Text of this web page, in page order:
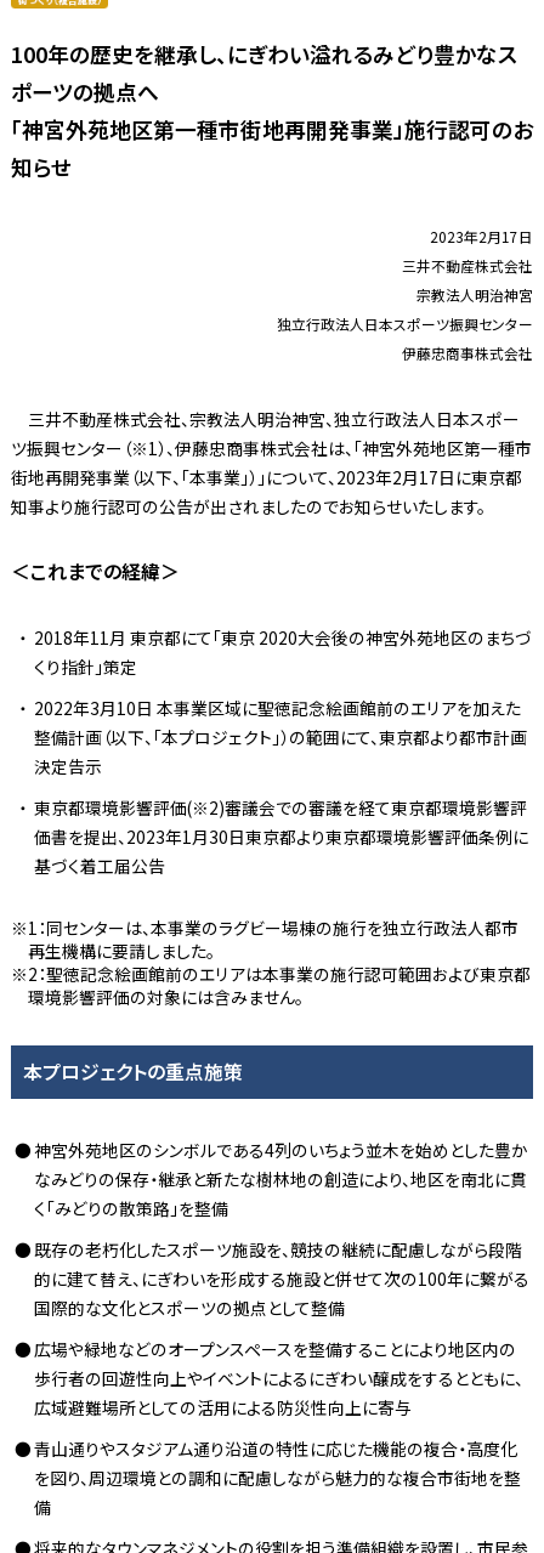
100年の歴史を継承し、にぎわい溢れるみどり豊かなス
ポーツの拠点へ
「神宮外苑地区第一種市街地再開発事業」施行認可のお
知らせ
2023年2月17日
三井不動産株式会社
宗教法人明治神宮
独立行政法人日本スポーツ振興センター
伊藤忠商事株式会社
三井不動産株式会社、宗教法人明治神宮、独立行政法人日本スポー
ツ振興センター（※1）、伊藤忠商事株式会社は、「神宮外苑地区第一種市
街地再開発事業（以下、「本事業」）」について、2023年2月17日に東京都
知事より施行認可の公告が出されましたのでお知らせいたします。
＜これまでの経緯＞
2018年11月 東京都にて「東京 2020大会後の神宮外苑地区のまちづ
くり指針」策定
2022年3月10日 本事業区域に聖徳記念絵画館前のエリアを加えた
整備計画（以下、「本プロジェクト」）の範囲にて、東京都より都市計画
決定告示
東京都環境影響評価(※2)審議会での審議を経て東京都環境影響評
価書を提出、2023年1月30日東京都より東京都環境影響評価条例に
基づく着工届公告
1：同センターは、本事業のラグビー場棟の施行を独立行政法人都市
再生機構に要請しました。
2：聖徳記念絵画館前のエリアは本事業の施行認可範囲および東京都
環境影響評価の対象には含みません。
本プロジェクトの重点施策
神宮外苑地区のシンボルである4列のいちょう並木を始めとした豊か
なみどりの保存・継承と新たな樹林地の創造により、地区を南北に貫
く「みどりの散策路」を整備
既存の老朽化したスポーツ施設を、競技の継続に配慮しながら段階
的に建て替え、にぎわいを形成する施設と併せて次の100年に繋がる
国際的な文化とスポーツの拠点として整備
広場や緑地などのオープンスペースを整備することにより地区内の
歩行者の回遊性向上やイベントによるにぎわい醸成をするとともに、
広域避難場所としての活用による防災性向上に寄与
青山通りやスタジアム通り沿道の特性に応じた機能の複合・高度化
を図り、周辺環境との調和に配慮しながら魅力的な複合市街地を整
備
将来的なタウンマネジメントの役割を担う準備組織を設置し、市民参